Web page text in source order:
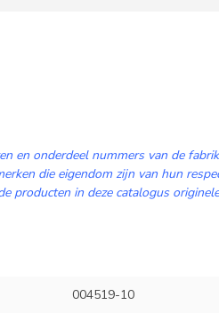
en onderdeel nummers van de
die eigendom zijn van hun
producten in deze catalogus
004519-10